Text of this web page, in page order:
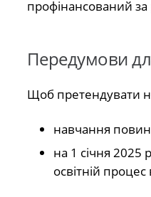
профінансований
Передумови
Щоб претендувати
навчання
на 1 січня 2025
освітній